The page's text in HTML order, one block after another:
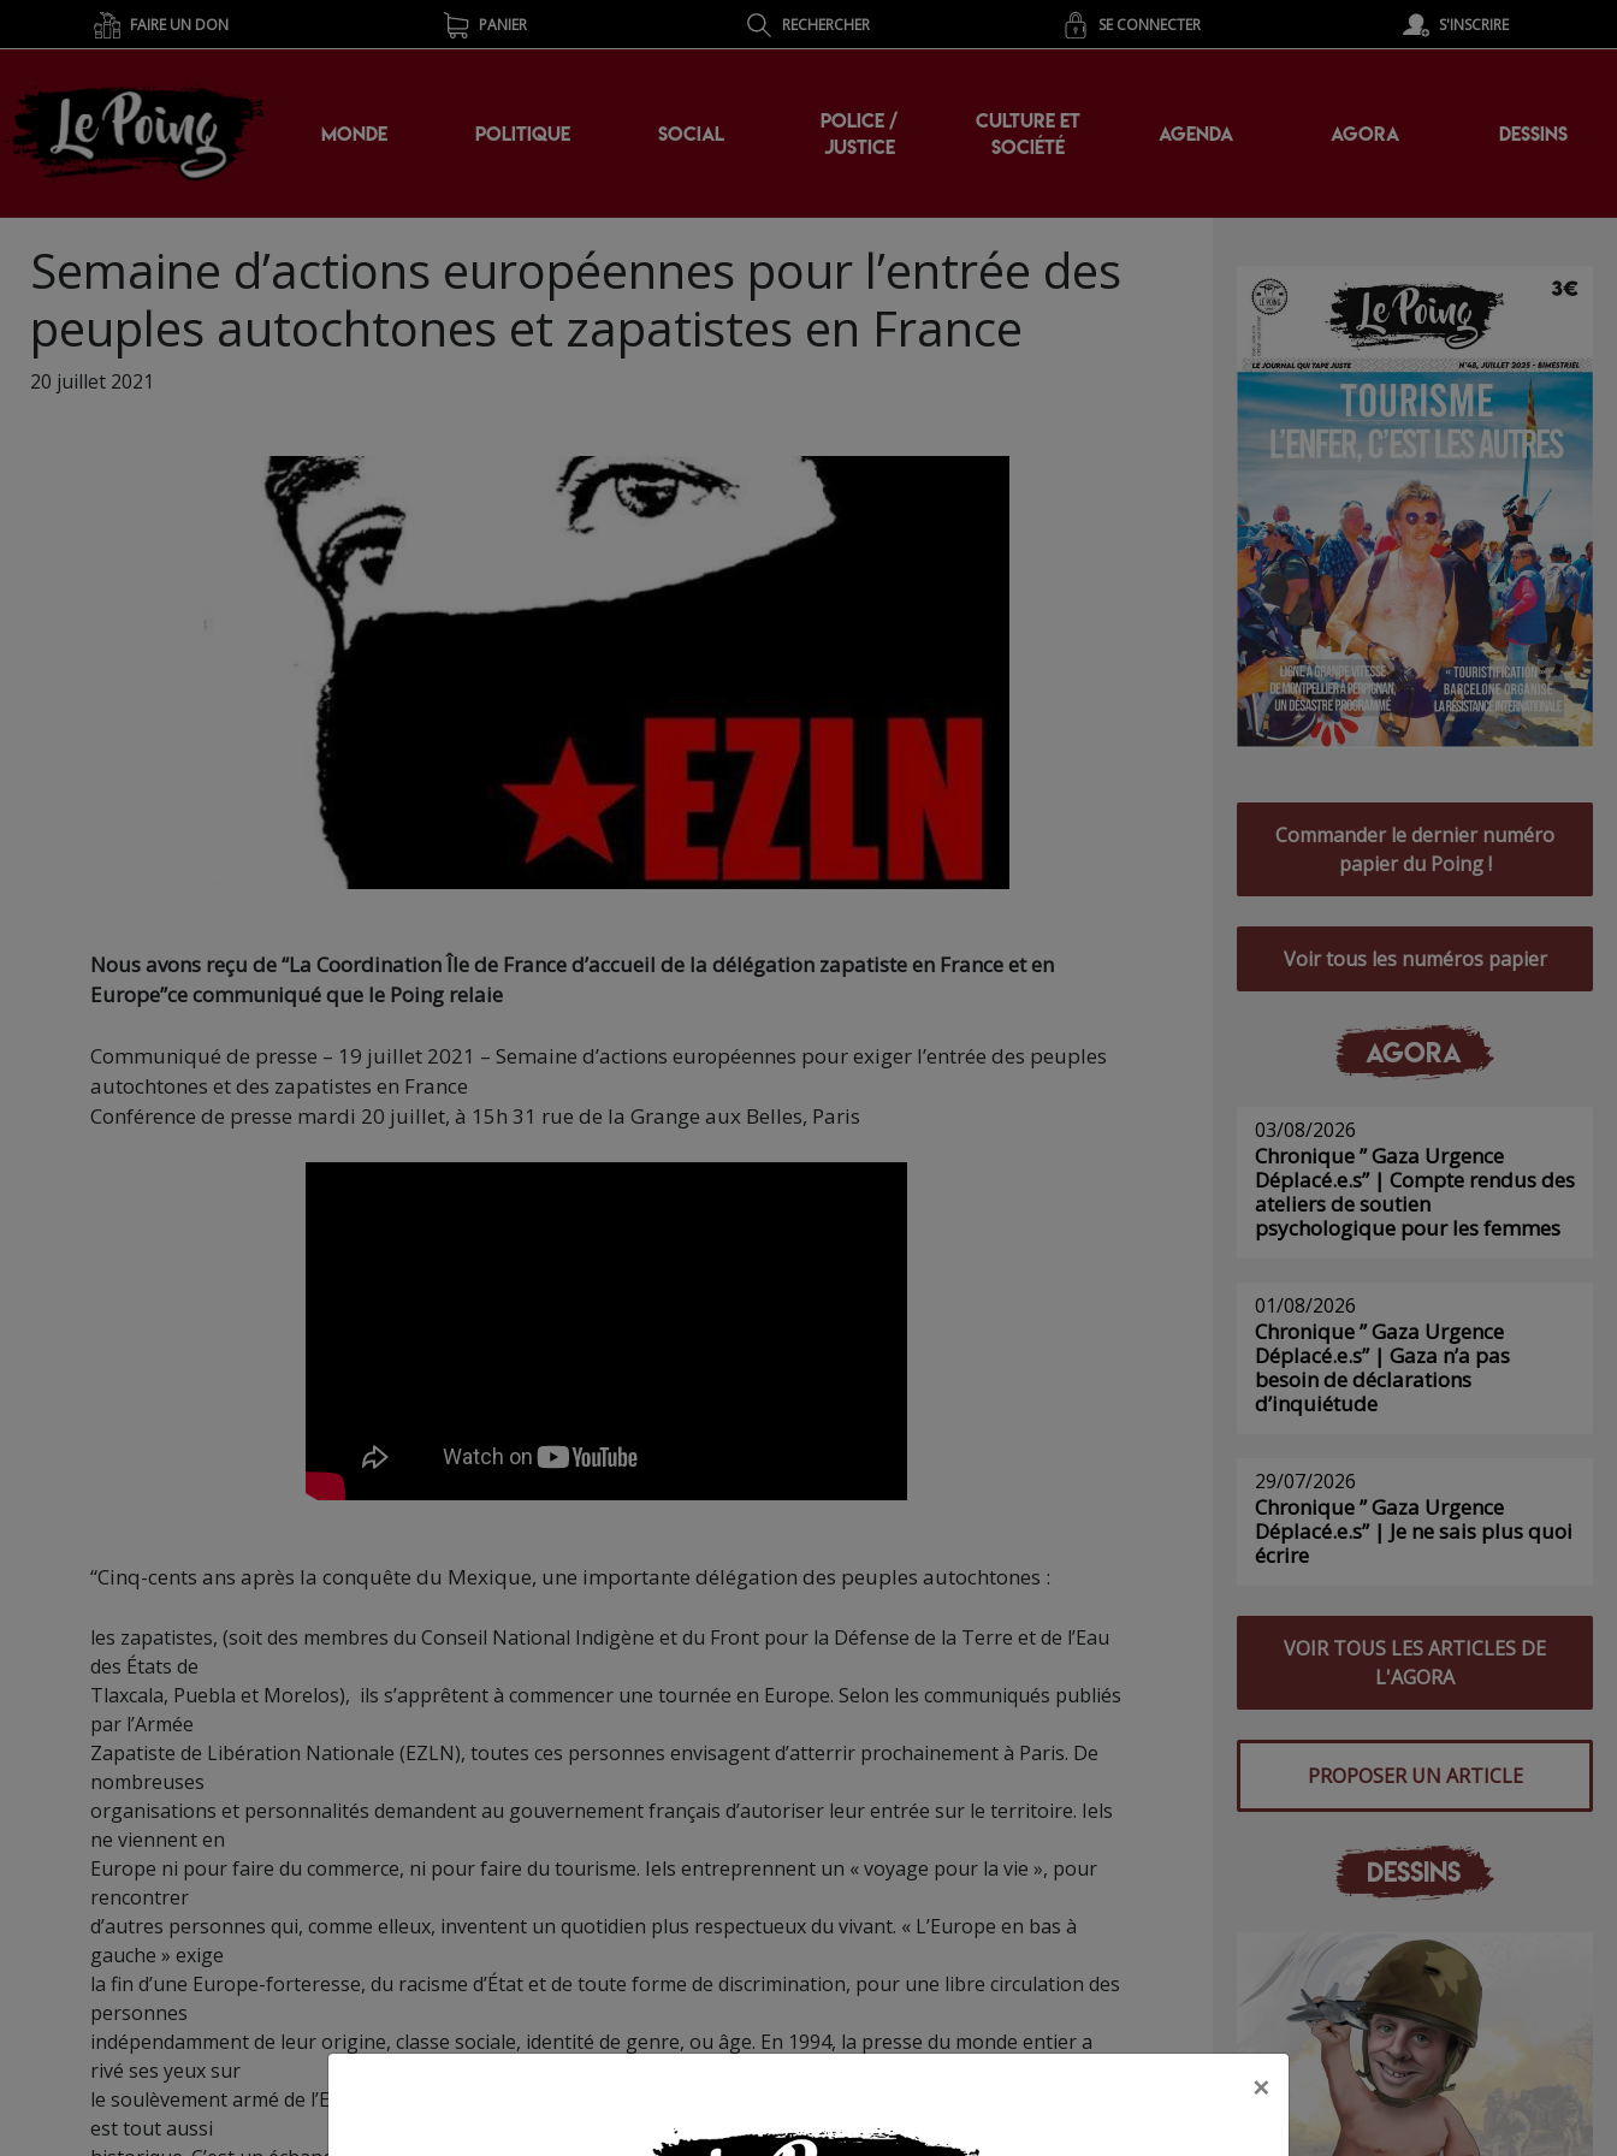
FAIRE UN DON PANIER RECHERCHER SE CONNECTER S'INSCRIRE
MONDE POLITIQUE SOCIAL
POLICE /
JUSTICE
CULTURE ET
SOCIÉTÉ
AGENDA AGORA DESSINS
Semaine d’actions européennes pour l’entrée des
peuples autochtones et zapatistes en France
20 juillet 2021
Nous avons reçu de “La Coordination Île de France d’accueil de la délégation zapatiste en France et en
Europe”ce communiqué que le Poing relaie
Communiqué de presse – 19 juillet 2021 – Semaine d’actions européennes pour exiger l’entrée des peuples
autochtones et des zapatistes en France
Conférence de presse mardi 20 juillet, à 15h 31 rue de la Grange aux Belles, Paris
“Cinq-cents ans après la conquête du Mexique, une importante délégation des peuples autochtones :
les zapatistes, (soit des membres du Conseil National Indigène et du Front pour la Défense de la Terre et de l’Eau
des États de
Tlaxcala, Puebla et Morelos), ils s’apprêtent à commencer une tournée en Europe. Selon les communiqués publiés
par l’Armée
Zapatiste de Libération Nationale (EZLN), toutes ces personnes envisagent d’atterrir prochainement à Paris. De
nombreuses
organisations et personnalités demandent au gouvernement français d’autoriser leur entrée sur le territoire. Iels
ne viennent en
Europe ni pour faire du commerce, ni pour faire du tourisme. Iels entreprennent un «voyage pour la vie », pour
rencontrer
d’autres personnes qui, comme elleux, inventent un quotidien plus respectueux du vivant. « L’Europe en bas à
gauche » exige
la fin d’une Europe-forteresse, du racisme d’État et de toute forme de discrimination, pour une libre circulation des
personnes
indépendamment de leur origine, classe sociale, identité de genre, ou âge. En 1994, la presse du monde entier a
rivé ses yeux sur
le soulèvement armé de l’EZLN. A
est tout aussi
Commander le dernier numéro
papier du Poing !
Voir tous les numéros papier
AGORA
03/08/2026
Chronique ” Gaza Urgence
Déplacé.e.s” | Compte rendus des
ateliers de soutien
psychologique pour les femmes
01/08/2026
Chronique ” Gaza Urgence
Déplacé.e.s” | Gaza n’a pas
besoin de déclarations
d’inquiétude
29/07/2026
Chronique ” Gaza Urgence
Déplacé.e.s” | Je ne sais plus quoi
écrire
VOIR TOUS LES ARTICLES DE
L'AGORA
PROPOSER UN ARTICLE
DESSINS
×